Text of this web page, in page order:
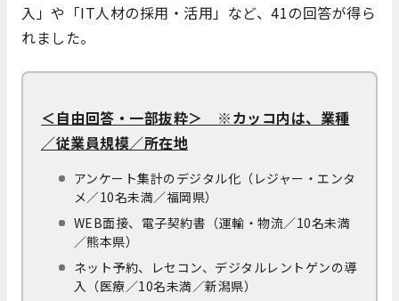
入」や「IT人材の採用・活用」など、41の回答が得ら
れました。
＜自由回答・一部抜粋＞ ※カッコ内は、業種
／従業員規模／所在地
アンケート集計のデジタル化（レジャー・エンタ
メ／10名未満／福岡県）
WEB面接、電子契約書（運輸・物流／10名未満
／熊本県）
ネット予約、レセコン、デジタルレントゲンの導
入（医療／10名未満／新潟県）